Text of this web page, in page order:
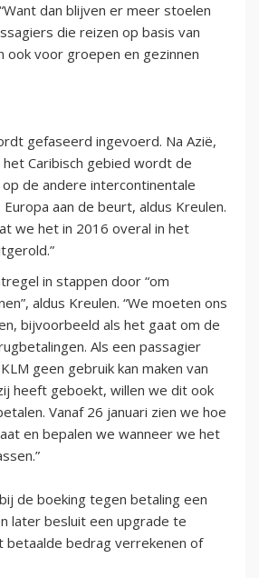
dan blijven er meer stoelen
die reizen op basis van
ook voor groepen en gezinnen
gefaseerd ingevoerd. Na Azië,
het Caribisch gebied wordt de
de andere intercontinentale
aan de beurt, aldus Kreulen.
we het in 2016 overal in het
in stappen door “om
aldus Kreulen. “We moeten ons
bijvoorbeeld als het gaat om de
Als een passagier
geen gebruik kan maken van
heeft geboekt, willen we dit ook
Vanaf 26 januari zien we hoe
en bepalen we wanneer we het
de boeking tegen betaling een
later besluit een upgrade te
betaalde bedrag verrekenen of